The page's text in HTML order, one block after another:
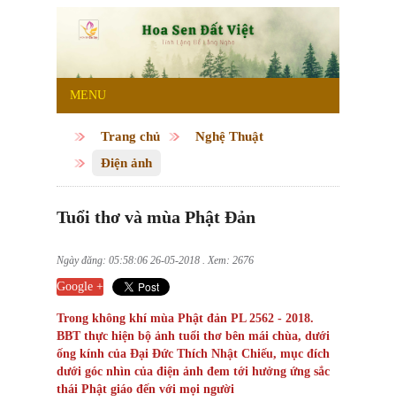
MENU
Trang chủ
Nghệ Thuật
Điện ảnh
Tuổi thơ và mùa Phật Đản
Ngày đăng: 05:58:06 26-05-2018 . Xem: 2676
Google +
Trong không khí mùa Phật đản PL 2562 - 2018.
BBT thực hiện bộ ảnh tuổi thơ bên mái chùa, dưới
ống kính của Đại Đức Thích Nhật Chiếu, mục đích
dưới góc nhìn của điện ảnh đem tới hưởng ứng sắc
thái Phật giáo đến với mọi người